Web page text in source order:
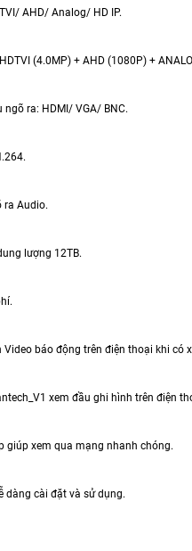
AHD/ Analog/ HD IP.
(4.0MP) + AHD (1080P) +
ra: HDMI/ VGA/ BNC.
ra Audio.
lượng 12TB.
Video báo động trên điện thoại khi có
xem đầu ghi hình trên điện
giúp xem qua mạng nhanh chóng.
dàng cài đặt và sử dụng.